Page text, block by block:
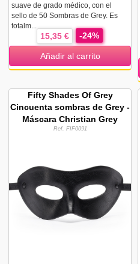
suave de grado médico, con el
sello de 50 Sombras de Grey. Es
totalm...
15,35 € -24%
Añadir al carrito
Fifty Shades Of Grey
Cincuenta sombras de Grey -
Máscara Christian Grey
Ref. FIF0091